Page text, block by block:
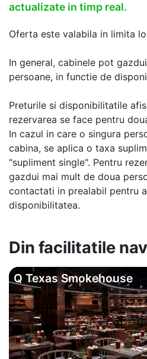
actualizate in timp real.
Oferta este valabila in limita
In general, cabinele pot
persoane, in functie de
Preturile si disponibilitatile
rezervarea se face pentru
In cazul in care o singura
cabina, se aplica o taxa
"supliment single". Pentru
gazdui mai mult de doua
contactati in prealabil pentru
disponibilitatea.
Din facilitatile
Q Texas Smokehouse